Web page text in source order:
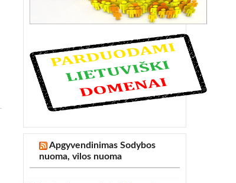
Apgyvendinimas Sodybos
nuoma, vilos nuoma